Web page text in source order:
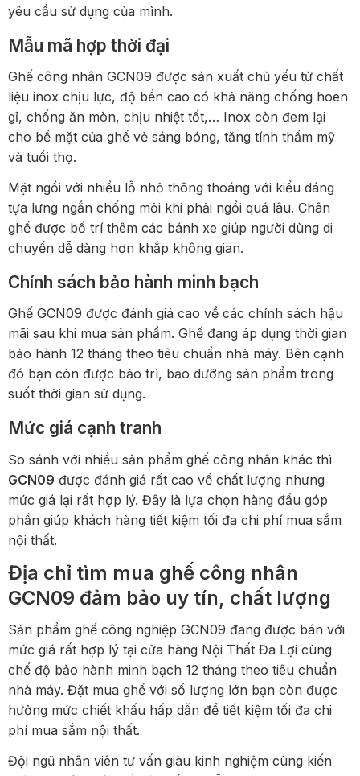
yêu cầu sử dụng của mình.
Mẫu mã hợp thời đại
Ghế công nhân GCN09 được sản xuất chủ yếu từ chất
liệu inox chịu lực, độ bền cao có khả năng chống hoen
gỉ, chống ăn mòn, chịu nhiệt tốt,… Inox còn đem lại
cho bề mặt của ghế vẻ sáng bóng, tăng tính thẩm mỹ
và tuổi thọ.
Mặt ngồi với nhiều lỗ nhỏ thông thoáng với kiểu dáng
tựa lưng ngắn chống mỏi khi phải ngồi quá lâu. Chân
ghế được bố trí thêm các bánh xe giúp người dùng di
chuyển dễ dàng hơn khắp không gian.
Chính sách bảo hành minh bạch
Ghế GCN09 được đánh giá cao về các chính sách hậu
mãi sau khi mua sản phẩm. Ghế đang áp dụng thời gian
bảo hành 12 tháng theo tiêu chuẩn nhà máy. Bên cạnh
đó bạn còn được bảo trì, bảo dưỡng sản phẩm trong
suốt thời gian sử dụng.
Mức giá cạnh tranh
So sánh với nhiều sản phẩm ghế công nhân khác thì
GCN09 được đánh giá rất cao về chất lượng nhưng
mức giá lại rất hợp lý. Đây là lựa chọn hàng đầu góp
phần giúp khách hàng tiết kiệm tối đa chi phí mua sắm
nội thất.
Địa chỉ tìm mua ghế công nhân
GCN09 đảm bảo uy tín, chất lượng
Sản phẩm ghế công nghiệp GCN09 đang được bán với
mức giá rất hợp lý tại cửa hàng Nội Thất Đa Lợi cùng
chế độ bảo hành minh bạch 12 tháng theo tiêu chuẩn
nhà máy. Đặt mua ghế với số lượng lớn bạn còn được
hưởng mức chiết khấu hấp dẫn để tiết kiệm tối đa chi
phí mua sắm nội thất.
Đội ngũ nhân viên tư vấn giàu kinh nghiệm cùng kiến